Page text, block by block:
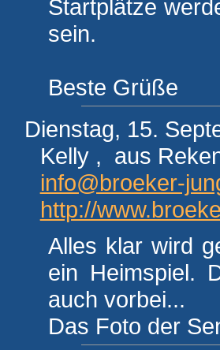
Startplätze
sein.
Beste Grüße
Dienstag, 15.
Kelly , aus
info@broeker-
http://
Alles klar wird
ein Heimspiel.
auch vorbei...
Das Foto der